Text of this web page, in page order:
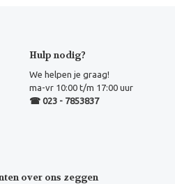
Hulp nodig?
We helpen je graag!
ma-vr 10:00 t/m 17:00 uur
☎ 023 - 7853837
over ons zeggen